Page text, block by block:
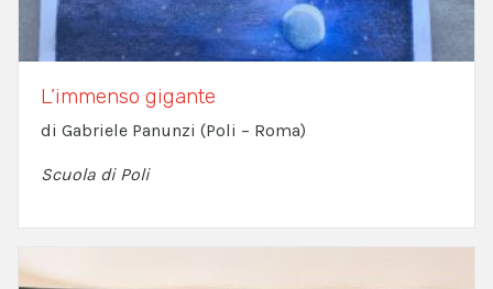
L’immenso gigante
di Gabriele Panunzi (Poli – Roma)
Scuola di Poli